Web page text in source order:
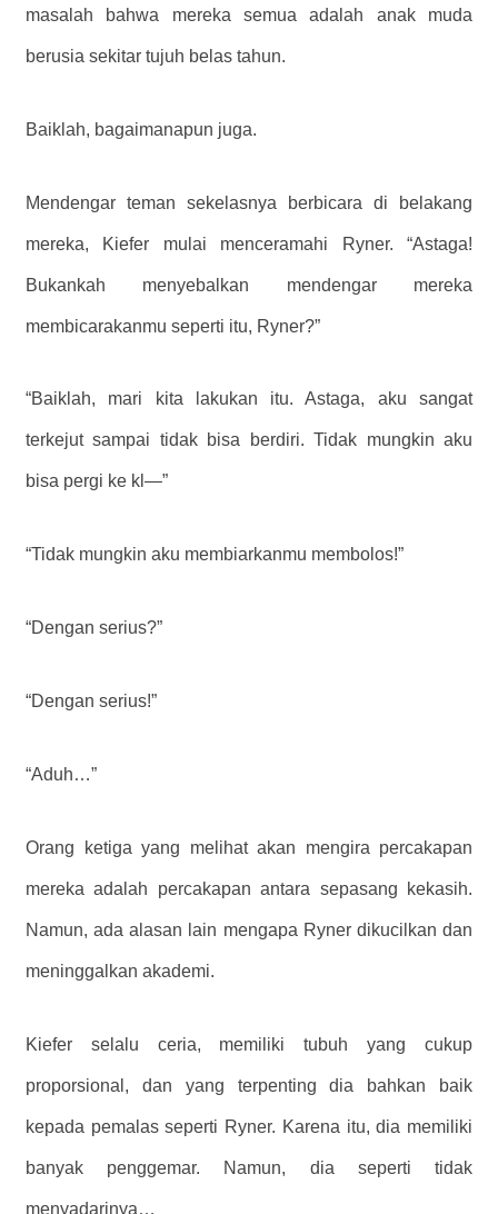
masalah bahwa mereka semua adalah anak muda
berusia sekitar tujuh belas tahun.
Baiklah, bagaimanapun juga.
Mendengar teman sekelasnya berbicara di belakang
mereka, Kiefer mulai menceramahi Ryner. “Astaga!
Bukankah menyebalkan mendengar mereka
membicarakanmu seperti itu, Ryner?”
“Baiklah, mari kita lakukan itu. Astaga, aku sangat
terkejut sampai tidak bisa berdiri. Tidak mungkin aku
bisa pergi ke kl—”
“Tidak mungkin aku membiarkanmu membolos!”
“Dengan serius?”
“Dengan serius!”
“Aduh…”
Orang ketiga yang melihat akan mengira percakapan
mereka adalah percakapan antara sepasang kekasih.
Namun, ada alasan lain mengapa Ryner dikucilkan dan
meninggalkan akademi.
Kiefer selalu ceria, memiliki tubuh yang cukup
proporsional, dan yang terpenting dia bahkan baik
kepada pemalas seperti Ryner. Karena itu, dia memiliki
banyak penggemar. Namun, dia seperti tidak
menyadarinya…